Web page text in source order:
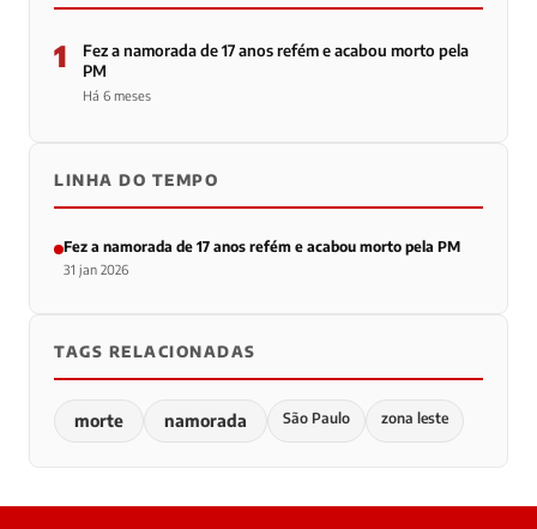
1
Fez a namorada de 17 anos refém e acabou morto pela
PM
Há 6 meses
LINHA DO TEMPO
Fez a namorada de 17 anos refém e acabou morto pela PM
31 jan 2026
TAGS RELACIONADAS
morte namorada São Paulo zona leste